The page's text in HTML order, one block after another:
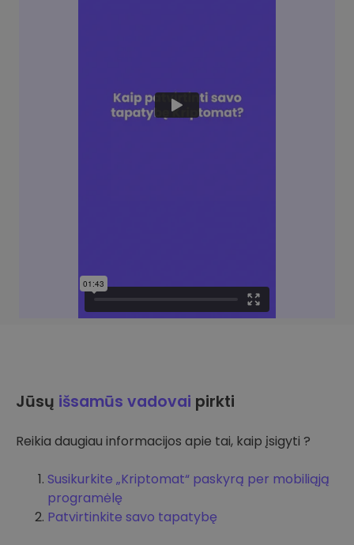
Jūsų išsamūs vadovai pirkti
Reikia daugiau informacijos apie tai, kaip įsigyti ?
Susikurkite „Kriptomat“ paskyrą per mobiliąją
programėlę
Patvirtinkite savo tapatybę